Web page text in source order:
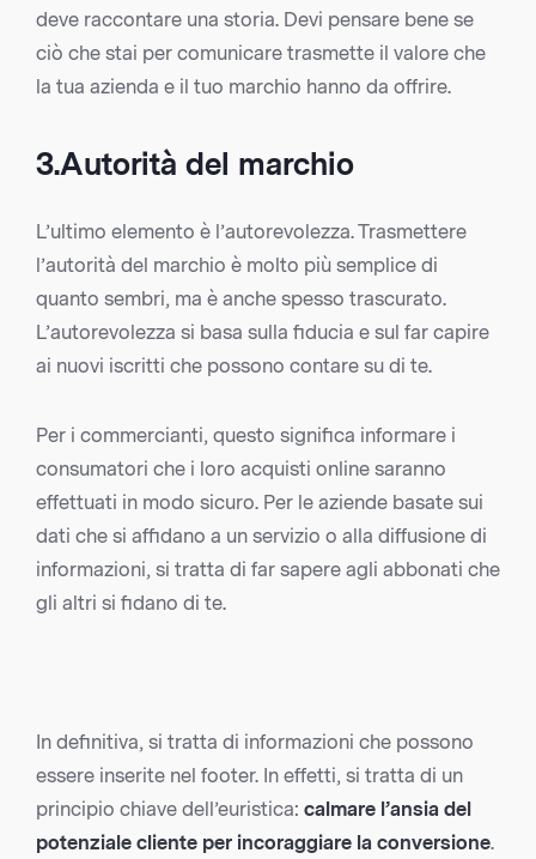
deve raccontare una storia. Devi pensare bene se
ciò che stai per comunicare trasmette il valore che
la tua azienda e il tuo marchio hanno da offrire.
3.Autorità del marchio
L’ultimo elemento è l’autorevolezza. Trasmettere
l’autorità del marchio è molto più semplice di
quanto sembri, ma è anche spesso trascurato.
L’autorevolezza si basa sulla fiducia e sul far capire
ai nuovi iscritti che possono contare su di te.
Per i commercianti, questo significa informare i
consumatori che i loro acquisti online saranno
effettuati in modo sicuro. Per le aziende basate sui
dati che si affidano a un servizio o alla diffusione di
informazioni, si tratta di far sapere agli abbonati che
gli altri si fidano di te.
In definitiva, si tratta di informazioni che possono
essere inserite nel footer. In effetti, si tratta di un
principio chiave dell’euristica: calmare l’ansia del
potenziale cliente per incoraggiare la conversione.